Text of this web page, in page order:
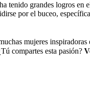
tenido grandes logros
por el buceo,
mujeres
compartes esta pasión?